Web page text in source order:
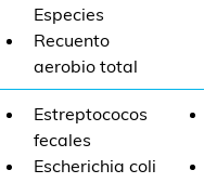
Especies
Recuento
aerobio total
Estreptococos
fecales
Escherichia coli